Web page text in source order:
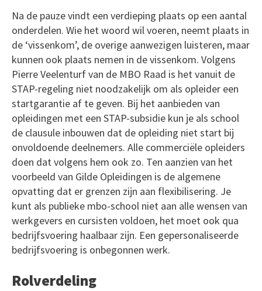
Na de pauze vindt een verdieping plaats op een aantal
onderdelen. Wie het woord wil voeren, neemt plaats in
de ‘vissenkom’, de overige aanwezigen luisteren, maar
kunnen ook plaats nemen in de vissenkom. Volgens
Pierre Veelenturf van de MBO Raad is het vanuit de
STAP-regeling niet noodzakelijk om als opleider een
startgarantie af te geven. Bij het aanbieden van
opleidingen met een STAP-subsidie kun je als school
de clausule inbouwen dat de opleiding niet start bij
onvoldoende deelnemers. Alle commerciële opleiders
doen dat volgens hem ook zo. Ten aanzien van het
voorbeeld van Gilde Opleidingen is de algemene
opvatting dat er grenzen zijn aan flexibilisering. Je
kunt als publieke mbo-school niet aan alle wensen van
werkgevers en cursisten voldoen, het moet ook qua
bedrijfsvoering haalbaar zijn. Een gepersonaliseerde
bedrijfsvoering is onbegonnen werk.
Rolverdeling